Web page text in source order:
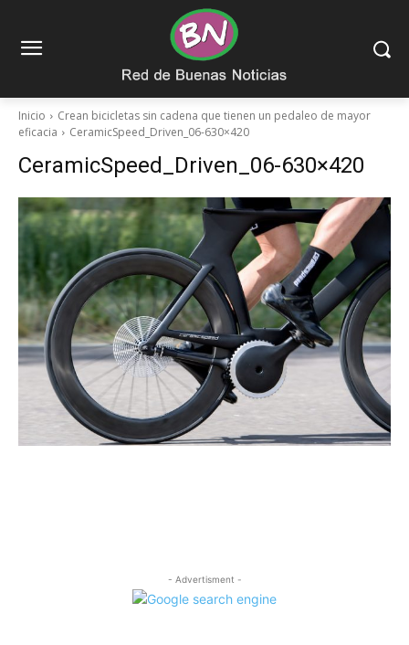
Inicio
Crean bicicletas sin cadena que tienen un pedaleo de mayor
eficacia
CeramicSpeed_Driven_06-630×420
CeramicSpeed_Driven_06-630×420
- Advertisment -